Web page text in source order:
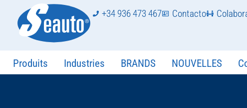
+34 936 473 467 Contacto
Produits Industries BRANDS NOUVELLES